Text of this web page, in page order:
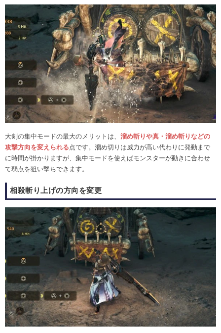
大剣の集中モードの最大のメリットは、 溜め斬りや真・溜め斬りなどの
攻撃方向を変えられる 点です。溜め切りは威力が高い代わりに発動まで
に時間が掛かりますが、集中モードを使えばモンスターが動きに合わせ
て弱点を狙い撃ちできます。
相殺斬り上げの方向を変更